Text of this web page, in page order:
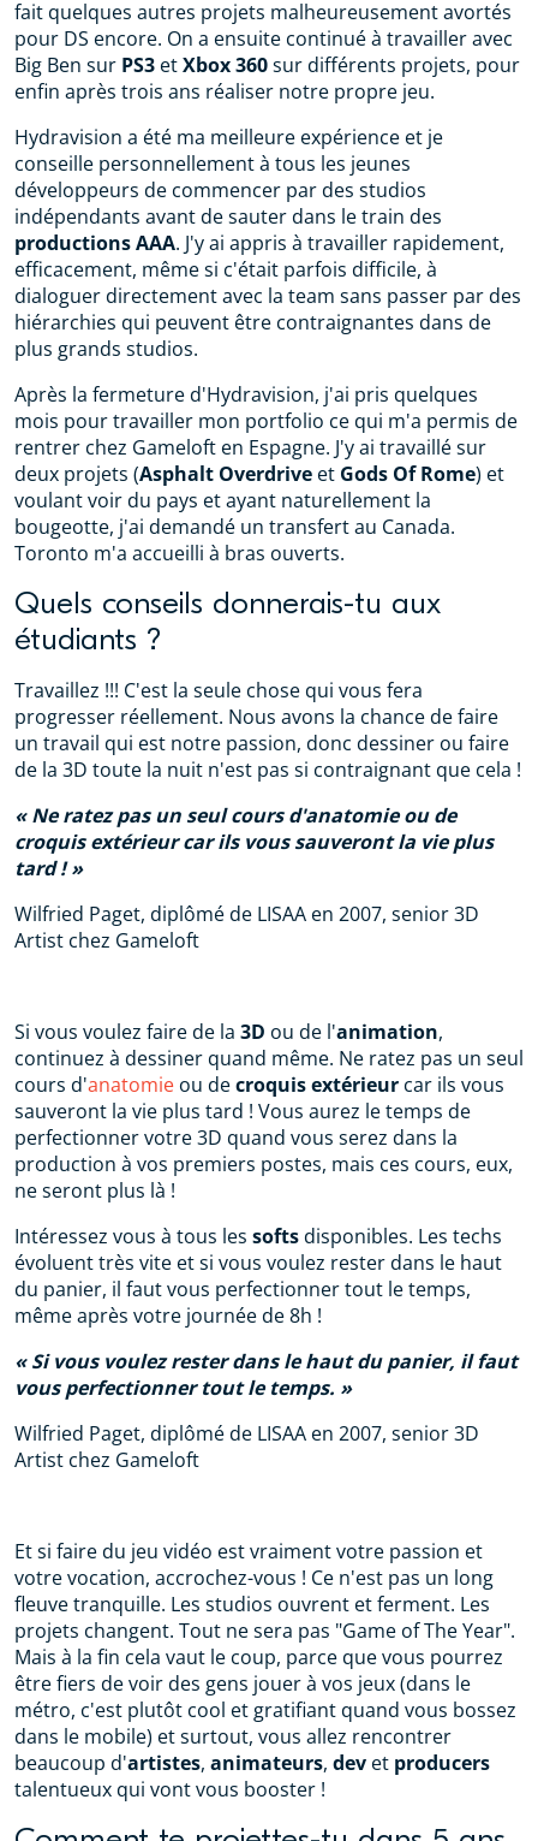
fait quelques autres projets malheureusement avortés
pour DS encore. On a ensuite continué à travailler avec
Big Ben sur PS3 etXbox 360sur différents projets, pour
enfin après trois ans réaliser notre propre jeu.
Hydravision a été ma meilleure expérience et je
conseille personnellement à tous les jeunes
développeurs de commencer par des studios
indépendants avant de sauter dans le train des
productions AAA. J'y ai appris à travailler rapidement,
efficacement, même si c'était parfois difficile, à
dialoguer directement avec la team sans passer par des
hiérarchies qui peuvent être contraignantes dans de
plus grands studios.
Après la fermeture d'Hydravision, j'ai pris quelques
mois pour travailler mon portfolio ce qui m'a permis de
rentrer chez Gameloft en Espagne. J'y ai travaillé sur
deux projets (Asphalt Overdrive et Gods Of Rome) et
voulant voir du pays et ayant naturellement la
bougeotte, j'ai demandé un transfert au Canada.
Toronto m'a accueilli à bras ouverts.
Quels conseils donnerais-tu aux
étudiants ?
Travaillez !!! C'est la seule chose qui vous fera
progresser réellement. Nous avons la chance de faire
un travail qui est notre passion, donc dessiner ou faire
de la 3D toute la nuit n'est pas si contraignant que cela !
Ne ratez pas un seul cours d'anatomie ou de
croquis extérieur car ils vous sauveront la vie plus
tard !
Wilfried Paget, diplômé de LISAA en 2007, senior 3D
Artist chez Gameloft
Si vous voulez faire de la 3D ou de l'animation,
continuez à dessiner quand même. Ne ratez pas un seul
cours d'anatomie ou decroquis extérieur car ils vous
sauveront la vie plus tard ! Vous aurez le temps de
perfectionner votre 3D quand vous serez dans la
production à vos premiers postes, mais ces cours, eux,
ne seront plus là !
Intéressez vous à tous les softsdisponibles. Les techs
évoluent très vite et si vous voulez rester dans le haut
du panier, il faut vous perfectionner tout le temps,
même après votre journée de 8h !
Si vous voulez rester dans le haut du panier, il faut
vous perfectionner tout le temps.
Wilfried Paget, diplômé de LISAA en 2007, senior 3D
Artist chez Gameloft
Et si faire du jeu vidéo est vraiment votre passion et
votre vocation, accrochez-vous ! Ce n'est pas un long
fleuve tranquille. Les studios ouvrent et ferment. Les
projets changent. Tout ne sera pas "Game of The Year".
Mais à la fin cela vaut le coup, parce que vous pourrez
être fiers de voir des gens jouer à vos jeux (dans le
métro, c'est plutôt cool et gratifiant quand vous bossez
dans le mobile) et surtout, vous allez rencontrer
beaucoup d'artistes, animateurs, dev et producers
talentueux qui vont vous booster !